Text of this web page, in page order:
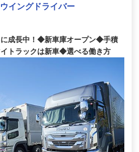
イングドライバー
に成長中！◆新車庫オープン◆手積
トラックは新車◆選べる働き方